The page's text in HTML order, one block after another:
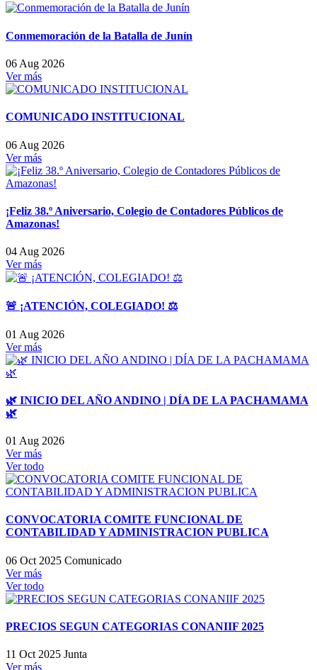
Conmemoración de la Batalla de Junín
06 Aug 2026
Ver más
COMUNICADO INSTITUCIONAL
06 Aug 2026
Ver más
¡Feliz 38.º Aniversario, Colegio de Contadores Públicos de
Amazonas!
04 Aug 2026
Ver más
🚨 ¡ATENCIÓN, COLEGIADO! ⚖️
01 Aug 2026
Ver más
🌿 INICIO DEL AÑO ANDINO | DÍA DE LA PACHAMAMA
🌿
01 Aug 2026
Ver más
Ver todo
CONVOCATORIA COMITE FUNCIONAL DE
CONTABILIDAD Y ADMINISTRACION PUBLICA
06 Oct 2025 Comunicado
Ver más
Ver todo
PRECIOS SEGUN CATEGORIAS CONANIIF 2025
11 Oct 2025 Junta
Ver más